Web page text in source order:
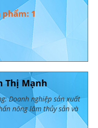
phẩm: 1
Thị Mạnh
Doanh nghiệp sản xuất
nông lâm thủy sản và